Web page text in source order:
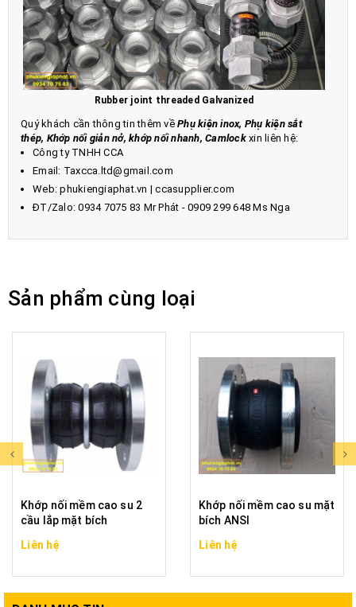
Rubber joint threaded Galvanized
Quý khách cần thông tin thêm về Phụ kiện inox, Phụ kiện sắt
thép, Khớp nối giản nở, khớp nối nhanh, Camlockxin liên hệ:
Công ty TNHH CCA
Email: Taxcca.ltd@gmail.com
Web:phukiengiaphat.vn |ccasupplier.com
ĐT/Zalo:0934 7075 83 Mr Phát - 0909 299 648 Ms Nga
Sản phẩm cùng loại
Khớp nối mềm cao su 2
cầu lắp mặt bích
Liên hệ
Khớp nối mềm cao su mặt
bích ANSI
Liên hệ